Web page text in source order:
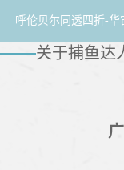
呼伦贝尔同透四折-华
ABOUT
关于捕鱼达